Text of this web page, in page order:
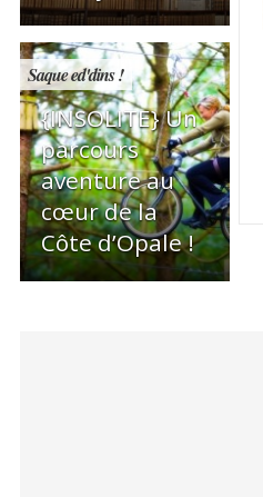
Saque ed'dins !
{INSOLITE} Un
parcours
aventure au
cœur de la
Côte d’Opale !